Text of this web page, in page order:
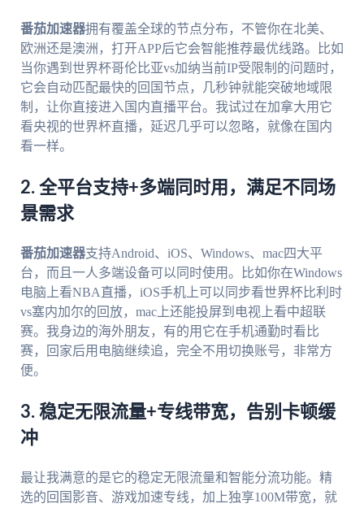
番茄加速器拥有覆盖全球的节点分布，不管你在北美、
欧洲还是澳洲，打开APP后它会智能推荐最优线路。比如
当你遇到世界杯哥伦比亚vs加纳当前IP受限制的问题时，
它会自动匹配最快的回国节点，几秒钟就能突破地域限
制，让你直接进入国内直播平台。我试过在加拿大用它
看央视的世界杯直播，延迟几乎可以忽略，就像在国内
看一样。
2. 全平台支持+多端同时用，满足不同场
景需求
番茄加速器支持Android、iOS、Windows、mac四大平
台，而且一人多端设备可以同时使用。比如你在Windows
电脑上看NBA直播，iOS手机上可以同步看世界杯比利时
vs塞内加尔的回放，mac上还能投屏到电视上看中超联
赛。我身边的海外朋友，有的用它在手机通勤时看比
赛，回家后用电脑继续追，完全不用切换账号，非常方
便。
3. 稳定无限流量+专线带宽，告别卡顿缓
冲
最让我满意的是它的稳定无限流量和智能分流功能。精
选的回国影音、游戏加速专线，加上独享100M带宽，就